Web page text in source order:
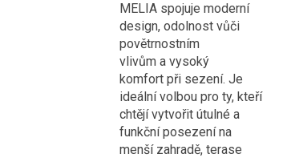
MELIA spojuje moderní
design, odolnost vůči
povětrnostním
vlivům a vysoký
komfort při sezení. Je
ideální volbou pro ty, kteří
chtějí vytvořit útulné a
funkční posezení na
menší zahradě, terase